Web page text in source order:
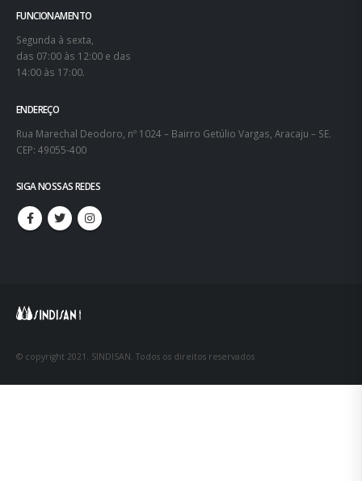
FUNCIONAMENTO
Segunda à sexta,
das 07:00 às 12:00 e das
14:00 às 17:00.
ENDEREÇO
Rua Marechal Deodoro, nº 1024 – Bairro Getúlio Vargas, Aracaju – SE.
CEP: 49055-400
SIGA NOSSAS REDES
© copyright 2021. SINDISAN. Todos os direitos reservados